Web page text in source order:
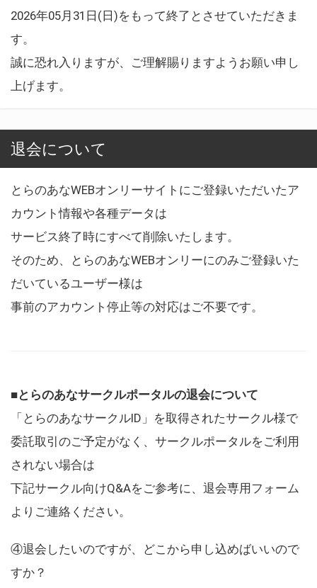
2026年05月31日(日)をもって終了とさせていただきま
す。
誠に恐れ入りますが、ご理解賜りますようお願い申し
上げます。
退会について
とらのあなWEBオンリーサイトにご登録いただいたア
カウント情報や各種データは
サービス終了時にすべて削除いたします。
そのため、とらのあなWEBオンリーにのみご登録いた
だいているユーザー様は
事前のアカウント停止等の対応はご不要です。
■とらのあなサークルポータルの退会について
「とらのあなサークルID」を取得されたサークル様で
委託取引のご予定がなく、サークルポータルをご利用
されない場合は
下記サークル向けQ&Aをご参考に、退会専用フォーム
よりご連絡ください。
④退会したいのですが、どこから申し込めばいいので
すか？